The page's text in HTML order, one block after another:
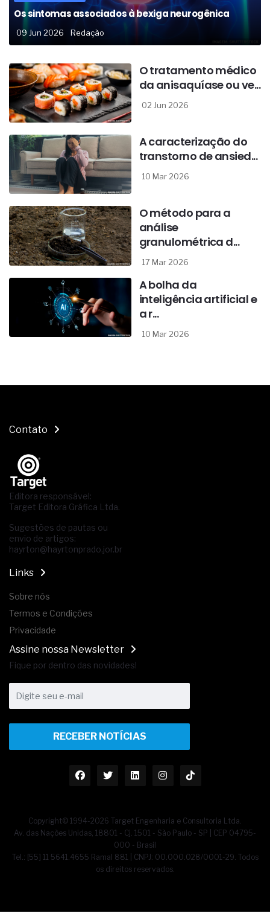
Os sintomas associados à bexiga neurogênica
09 Jun 2026 Redação
O tratamento médico
da anisaquíase ou ve...
02 Jun 2026
A caracterização do
transtorno de ansied...
10 Mar 2026
O método para a
análise
granulométrica d...
17 Mar 2026
A bolha da
inteligência artificial e
a r...
10 Mar 2026
Contato
Editora responsável:
Target Editora Gráfica Ltda.
Sugestões de pautas ou
envio de artigos:
hayrton@hayrtonprado.jor.br
Links
Sobre nós
Termos e Condições
Privacidade
Assine nossa Newsletter
Fique por dentro das novidades!
RECEBER NOTÍCIAS
Copyright© 1994-2026 Target Engenharia e Consultoria Ltda.
Av. das Nações Unidas, 18801 - Cj. 1501 - São Paulo - SP | CEP 04795-
000 - Brasil
Tel.: [55] 11 5641.4655 Ramal 881 | CNPJ: 00.000.028/0001-29. Todos
os direitos reservados.